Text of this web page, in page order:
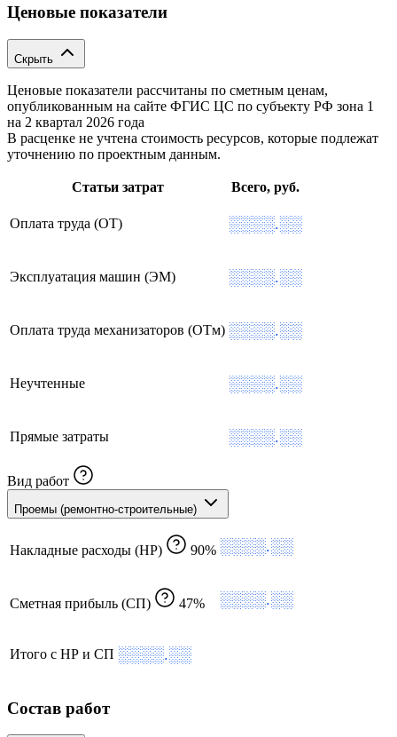
Ценовые показатели
Скрыть
Ценовые показатели рассчитаны по сметным ценам,
опубликованным на сайте ФГИС ЦС по субъекту РФ зона 1
на 2 квартал 2026 года
В расценке не учтена стоимость ресурсов, которые подлежат
уточнению по проектным данным.
Статьи затрат Всего, руб.
Оплата труда (ОТ) ░░░░.░░
Эксплуатация машин (ЭМ) ░░░░.░░
Оплата труда механизаторов (ОТм) ░░░░.░░
Неучтенные ░░░░.░░
Прямые затраты ░░░░.░░
Вид работ
Проемы (ремонтно-строительные)
Накладные расходы (НР) 90% ░░░░.░░
Сметная прибыль (СП) 47% ░░░░.░░
Итого с НР и СП ░░░░.░░
Состав работ